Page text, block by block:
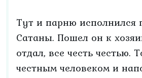
Тут и парню исполнился
Сатаны. Пошел он к
отдал, все честь честью.
честным человеком и